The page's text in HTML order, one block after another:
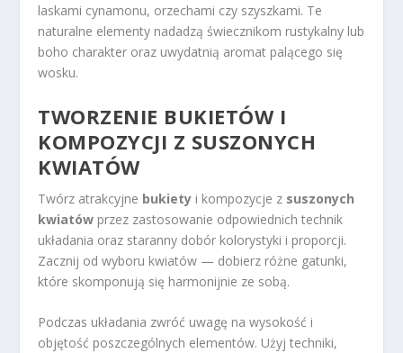
laskami cynamonu, orzechami czy szyszkami. Te
naturalne elementy nadadzą świecznikom rustykalny lub
boho charakter oraz uwydatnią aromat palącego się
wosku.
TWORZENIE BUKIETÓW I
KOMPOZYCJI Z SUSZONYCH
KWIATÓW
Twórz atrakcyjne bukiety i kompozycje z suszonych
kwiatów przez zastosowanie odpowiednich technik
układania oraz staranny dobór kolorystyki i proporcji.
Zacznij od wyboru kwiatów — dobierz różne gatunki,
które skomponują się harmonijnie ze sobą.
Podczas układania zwróć uwagę na wysokość i
objętość poszczególnych elementów. Użyj techniki,